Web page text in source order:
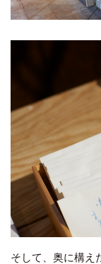
そして、奥に構え